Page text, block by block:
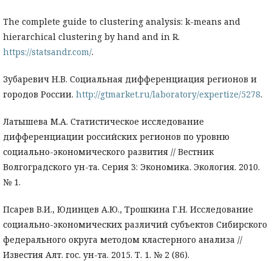
The complete guide to clustering analysis: k-means and
hierarchical clustering by hand and in R.
https://statsandr.com/.
Зубаревич Н.В. Социальная дифференциация регионов и
городов России. http://gtmarket.ru/laboratory/expertize/5278.
Латышева М.А. Статистическое исследование
дифференциации российских регионов по уровню
социально-экономического развития // Вестник
Волгоградского ун-та. Серия 3: Экономика. Экология. 2010.
№ 1.
Псарев В.И., Юдинцев А.Ю., Трошкина Г.Н. Исследование
социально-экономических различий субъектов Сибирского
федерального округа методом кластерного анализа //
Известия Алт. гос. ун-та. 2015. Т. 1. № 2 (86).